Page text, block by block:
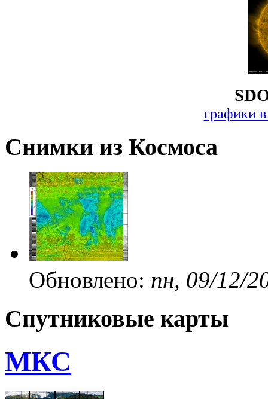
графики
Снимки из Космоса
Обновлено: пн, 09/12/
Спутниковые карты
МКС